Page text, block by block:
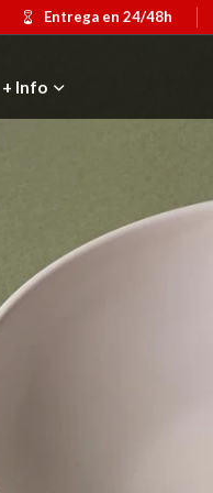
Entrega en 24/48h
+ Info